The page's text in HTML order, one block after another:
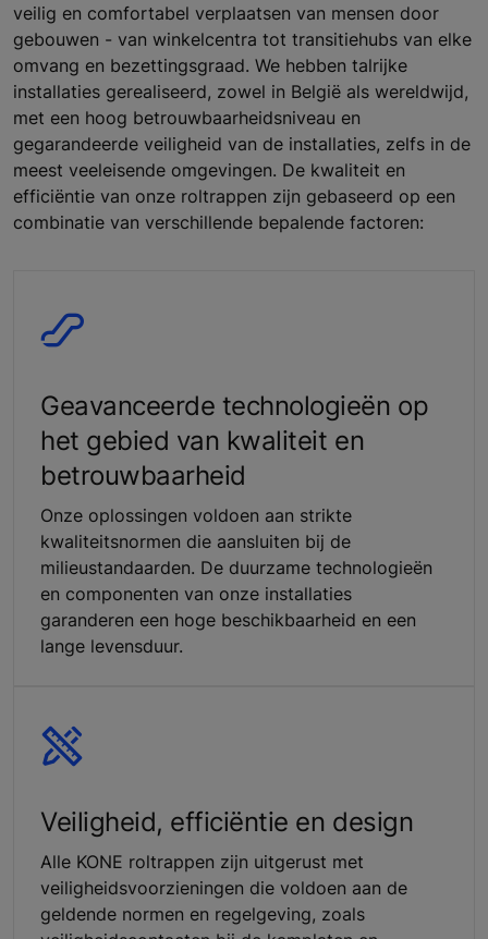
veilig en comfortabel verplaatsen van mensen door
gebouwen - van winkelcentra tot transitiehubs van elke
omvang en bezettingsgraad. We hebben talrijke
installaties gerealiseerd, zowel in België als wereldwijd,
met een hoog betrouwbaarheidsniveau en
gegarandeerde veiligheid van de installaties, zelfs in de
meest veeleisende omgevingen. De kwaliteit en
efficiëntie van onze roltrappen zijn gebaseerd op een
combinatie van verschillende bepalende factoren:
Geavanceerde technologieën op
het gebied van kwaliteit en
betrouwbaarheid
Onze oplossingen voldoen aan strikte
kwaliteitsnormen die aansluiten bij de
milieustandaarden. De duurzame technologieën
en componenten van onze installaties
garanderen een hoge beschikbaarheid en een
lange levensduur.
Veiligheid, efficiëntie en design
Alle KONE roltrappen zijn uitgerust met
veiligheidsvoorzieningen die voldoen aan de
geldende normen en regelgeving, zoals